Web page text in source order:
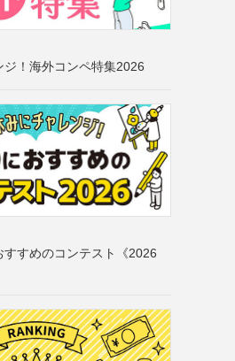
ジ！海外コンペ特集2026
すすめのコンテスト《2026